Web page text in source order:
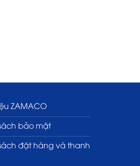
ZAMACO
bảo mật
đặt hàng và thanh